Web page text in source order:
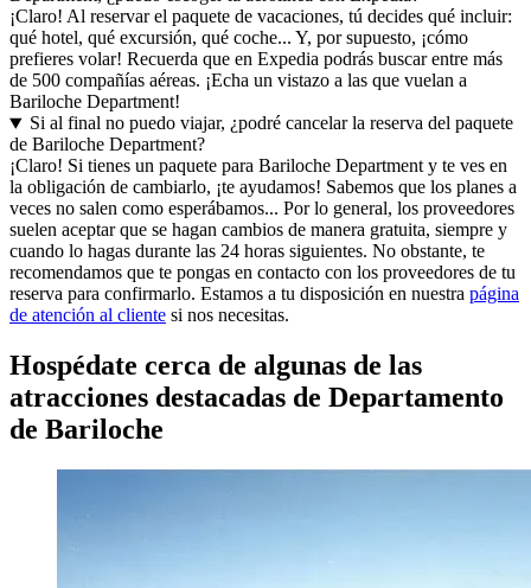
¡Claro! Al reservar el paquete de vacaciones, tú decides qué incluir:
qué hotel, qué excursión, qué coche... Y, por supuesto, ¡cómo
prefieres volar! Recuerda que en Expedia podrás buscar entre más
de 500 compañías aéreas. ¡Echa un vistazo a las que vuelan a
Bariloche Department!
Si al final no puedo viajar, ¿podré cancelar la reserva del paquete
de Bariloche Department?
¡Claro! Si tienes un paquete para Bariloche Department y te ves en
la obligación de cambiarlo, ¡te ayudamos! Sabemos que los planes a
veces no salen como esperábamos... Por lo general, los proveedores
suelen aceptar que se hagan cambios de manera gratuita, siempre y
cuando lo hagas durante las 24 horas siguientes. No obstante, te
recomendamos que te pongas en contacto con los proveedores de tu
reserva para confirmarlo. Estamos a tu disposición en nuestra página
de atención al cliente si nos necesitas.
Hospédate cerca de algunas de las
atracciones destacadas de Departamento
de Bariloche